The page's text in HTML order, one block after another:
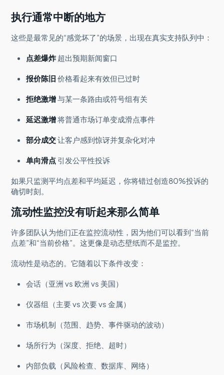
执行通常中断的地方
这些是最常见的“感觉坏了”的场景，出现在真实支持队列中：
点差爆炸超出预期新闻窗口
报价陈旧 价格看起来有效但已过时
拒绝激增与某一条路由或符号组有关
延迟激增将普通市场订单变成滑点事件
部分成交让客户感到惊讶并复杂化对冲
单向滑点 引发公平性投诉
如果只监测平均点差和平均延迟，你将错过创造80%投诉的
确切时刻。
流动性监控没有听起来那么简单
许多团队认为他们正在监控流动性，因为他们可以看到“当前
点差”和“当前价格”。这更像是动态壁纸而不是监控。
流动性是动态的。它随着以下条件改变：
会话（亚洲 vs 欧洲 vs 美国）
仪器组（主要 vs 次要 vs 金属）
市场机制（范围、趋势、事件驱动的波动）
场所行为（深度、拒绝、超时）
内部负载（风险检查、数据库、网络）